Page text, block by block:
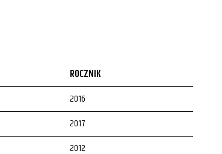
ROCZNIK
2016
2017
2012